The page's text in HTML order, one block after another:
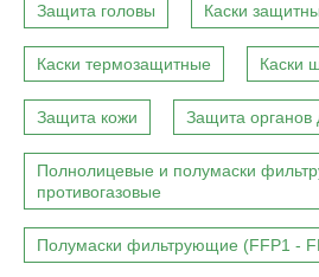
Защита головы Каски
Каски термозащитные Каски
Защита кожи Защита органов
Полнолицевые и полумаски
противогазовые
Полумаски фильтрующие (FFP1 -